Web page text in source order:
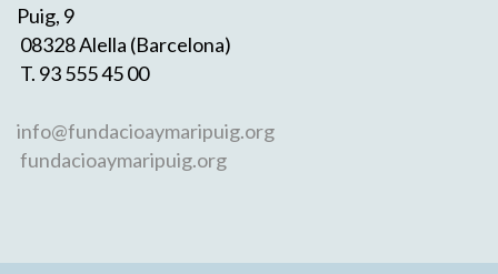
Puig, 9
08328 Alella (Barcelona)
T. 93 555 45 00
info@fundacioaymaripuig.org
fundacioaymaripuig.org